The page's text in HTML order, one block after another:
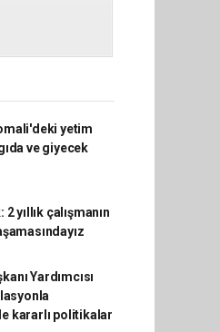
yetim
ve giyecek
yıllık çalışmanın
Yardımcısı
kararlı politikalar